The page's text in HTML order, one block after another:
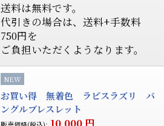
送料は無料です。
代引きの場合は、送料+手数料
750円を
ご負担いただくようなります。
NEW
お買い得 無着色 ラピスラズリ バ
ングルブレスレット